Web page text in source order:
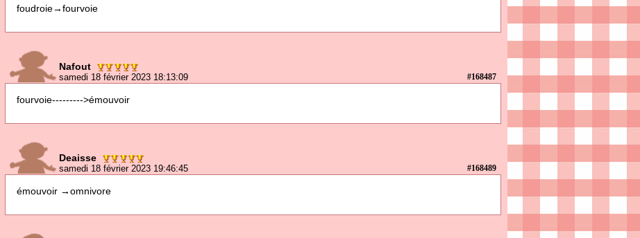
foudroie→fourvoie
Nafout
samedi 18 février 2023 18:13:09
#168487
fourvoie--------->émouvoir
Deaisse
samedi 18 février 2023 19:46:45
#168489
émouvoir →omnivore